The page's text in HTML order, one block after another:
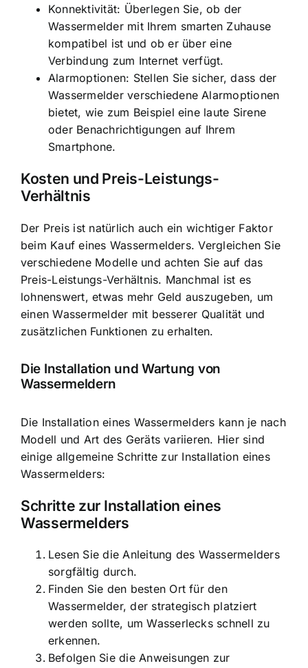
Konnektivität: Überlegen Sie, ob der
Wassermelder mit Ihrem smarten Zuhause
kompatibel ist und ob er über eine
Verbindung zum Internet verfügt.
Alarmoptionen: Stellen Sie sicher, dass der
Wassermelder verschiedene Alarmoptionen
bietet, wie zum Beispiel eine laute Sirene
oder Benachrichtigungen auf Ihrem
Smartphone.
Kosten und Preis-Leistungs-
Verhältnis
Der Preis ist natürlich auch ein wichtiger Faktor
beim Kauf eines Wassermelders. Vergleichen Sie
verschiedene Modelle und achten Sie auf das
Preis-Leistungs-Verhältnis. Manchmal ist es
lohnenswert, etwas mehr Geld auszugeben, um
einen Wassermelder mit besserer Qualität und
zusätzlichen Funktionen zu erhalten.
Die Installation und Wartung von
Wassermeldern
Die Installation eines Wassermelders kann je nach
Modell und Art des Geräts variieren. Hier sind
einige allgemeine Schritte zur Installation eines
Wassermelders:
Schritte zur Installation eines
Wassermelders
Lesen Sie die Anleitung des Wassermelders
sorgfältig durch.
Finden Sie den besten Ort für den
Wassermelder, der strategisch platziert
werden sollte, um Wasserlecks schnell zu
erkennen.
Befolgen Sie die Anweisungen zur